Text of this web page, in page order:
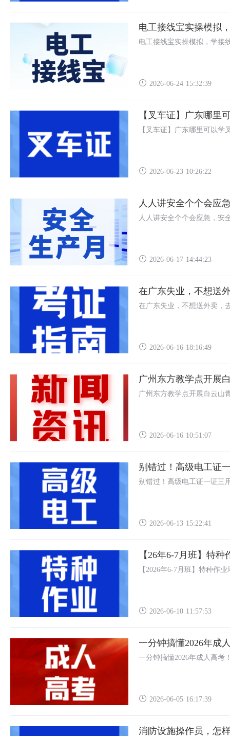
电工接线宝实操模拟
电工接线宝实操模拟，学接
2026-06-24 15:32:39
【叉车证】广东哪里
【叉车证】广东哪里可以
2026-06-23 10:26:22
人人讲安全个个会应
人人讲安全个个会应急，安
2026-06-17 14:44:23
在广东失业，不想送
在广东失业，不想送外卖，
2026-06-16 18:16:49
广州东方教学点开展
广州东方教学点开展白云山
2026-06-16 10:51:07
别错过！高级电工证
别错过！高级电工证一证三
2026-06-13 15:22:41
【26年6-7月班】特
【2026年6-7月班】特种作
2026-06-10 11:57:53
一分钟搞懂2026年成
一分钟搞懂2026年成人高考
2026-06-05 16:17:39
消防设施操作员，怎